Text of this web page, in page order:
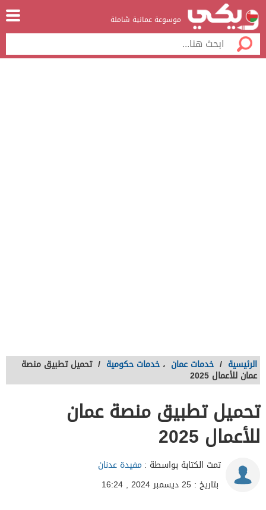
موسوعة عمانية شاملة
الرئيسية / خدمات عمان ، خدمات حكومية / تحميل تطبيق منصة
عمان للأعمال 2025
تحميل تطبيق منصة عمان
للأعمال 2025
تمت الكتابة بواسطة : مفيدة عدنان
بتاريخ : 25 ديسمبر 2024 , 16:24